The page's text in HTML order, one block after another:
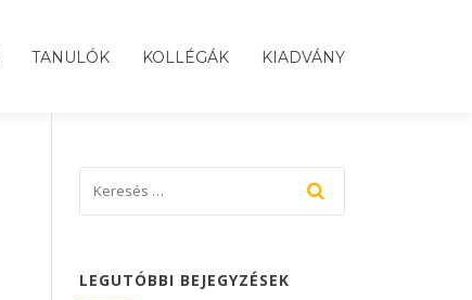
TANULÓK KOLLÉGÁK KIADVÁNY
LEGUTÓBBI BEJEGYZÉSEK